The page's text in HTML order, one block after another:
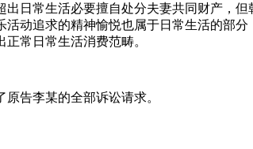
出日常生活必要擅自处分夫妻共同财产，
活动追求的精神愉悦也属于日常生活的部
常日常生活消费范畴。
原告李某的全部诉讼请求。